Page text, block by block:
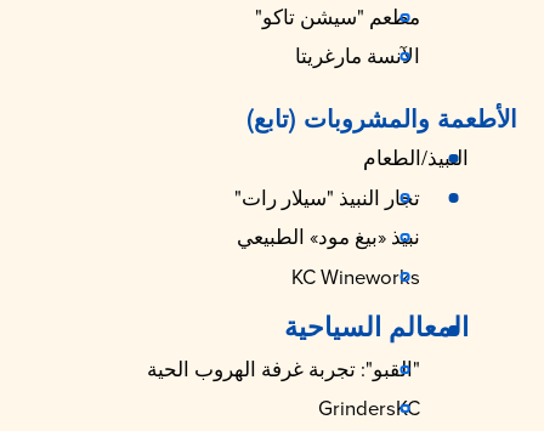
مطعم "سيشن تاكو"
الآنسة مارغريتا
الأطعمة والمشروبات (تابع)
النبيذ/الطعام
تجار النبيذ "سيلار رات"
نبيذ «بيغ مود» الطبيعي
KC Wineworks
المعالم السياحية
"القبو": تجربة غرفة الهروب الحية
GrindersKC